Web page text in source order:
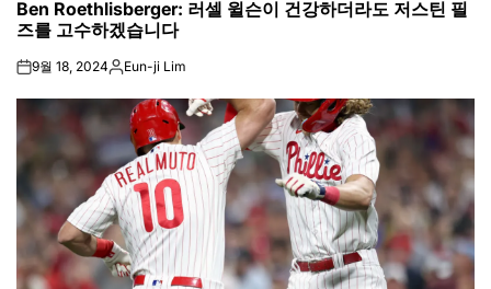
IN
Ben Roethlisberger: 러셀 윌슨이 건강하더라도 저스틴 필
즈를 고수하겠습니다
on9월 18, 2024Posted
Eun-ji Lim